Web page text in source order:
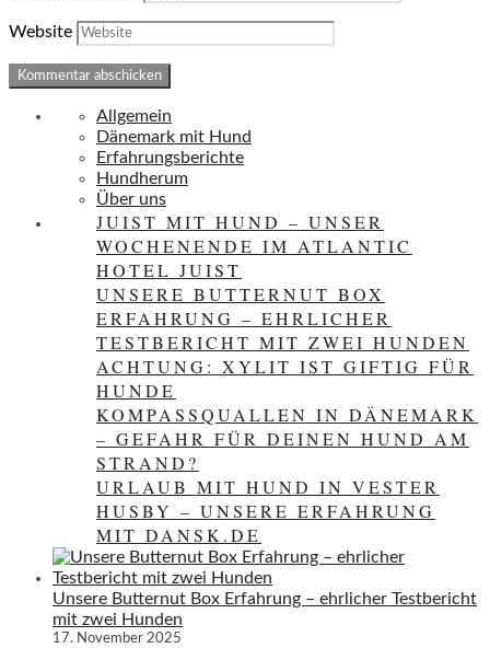
Website
Allgemein
Dänemark mit Hund
Erfahrungsberichte
Hundherum
Über uns
JUIST MIT HUND – UNSER
WOCHENENDE IM ATLANTIC
HOTEL JUIST
UNSERE BUTTERNUT BOX
ERFAHRUNG – EHRLICHER
TESTBERICHT MIT ZWEI HUNDEN
ACHTUNG: XYLIT IST GIFTIG FÜR
HUNDE
KOMPASSQUALLEN IN DÄNEMARK
– GEFAHR FÜR DEINEN HUND AM
STRAND?
URLAUB MIT HUND IN VESTER
HUSBY – UNSERE ERFAHRUNG
MIT DANSK.DE
Unsere Butternut Box Erfahrung – ehrlicher Testbericht
mit zwei Hunden
17. November 2025